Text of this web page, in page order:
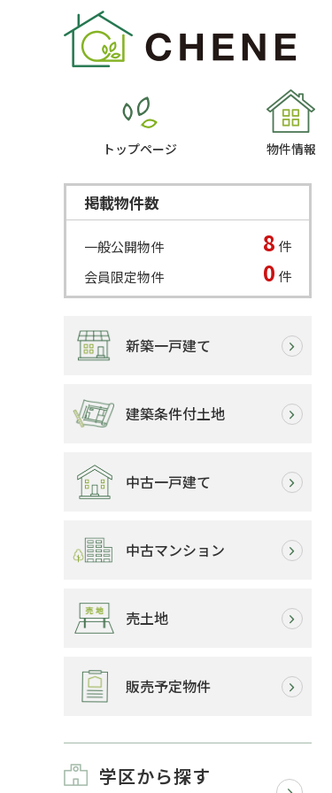
トップページ 物件情報
掲載物件数
一般公開物件 8 件
会員限定物件
0 件
新築一戸建て
建築条件付土地
中古一戸建て
中古マンション
売土地
販売予定物件
学区から探す